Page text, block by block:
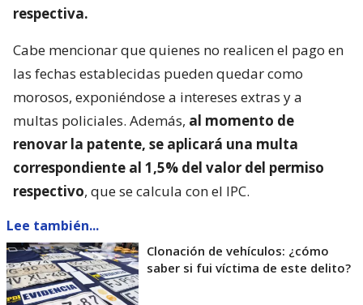
respectiva.
Cabe mencionar que quienes no realicen el pago en
las fechas establecidas pueden quedar como
morosos, exponiéndose a intereses extras y a
multas policiales. Además, al momento de
renovar la patente, se aplicará una multa
correspondiente al 1,5% del valor del permiso
respectivo, que se calcula con el IPC.
Lee también...
Clonación de vehículos: ¿cómo
saber si fui víctima de este delito?